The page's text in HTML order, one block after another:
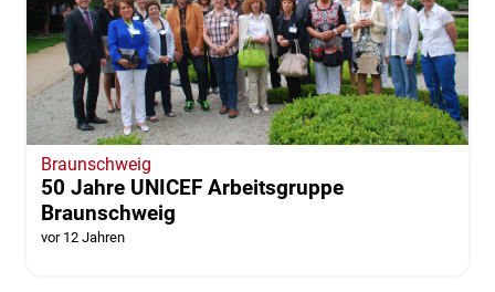
Braunschweig
50 Jahre UNICEF Arbeitsgruppe
Braunschweig
vor 12 Jahren